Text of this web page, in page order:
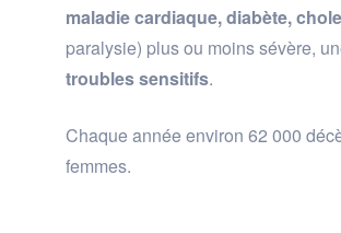
maladie cardiaque, diabète,
paralysie) plus ou moins sévère,
troubles sensitifs.
Chaque année environ 62 000
femmes.